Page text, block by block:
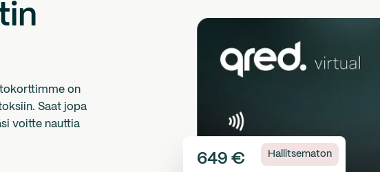
on
Saat jopa
voitte nauttia
Hallitsematon
649 €